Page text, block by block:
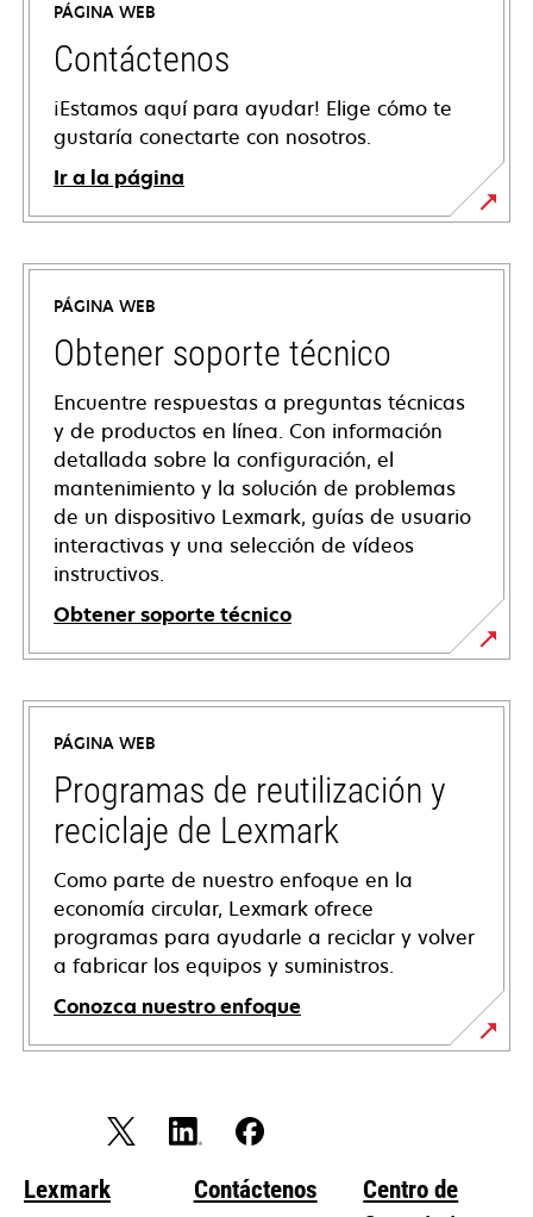
PÁGINA WEB
Contáctenos
¡Estamos aquí para ayudar! Elige cómo te
gustaría conectarte con nosotros.
Ir a la página
PÁGINA WEB
Obtener soporte técnico
Encuentre respuestas a preguntas técnicas
y de productos en línea. Con información
detallada sobre la configuración, el
mantenimiento y la solución de problemas
de un dispositivo Lexmark, guías de usuario
interactivas y una selección de vídeos
instructivos.
Obtener soporte técnico
se
abre
una
pestaña
nueva
PÁGINA WEB
Programas de reutilización y
reciclaje de Lexmark
Como parte de nuestro enfoque en la
economía circular, Lexmark ofrece
programas para ayudarle a reciclar y volver
a fabricar los equipos y suministros.
Conozca nuestro enfoque
Lexmark Contáctenos
Centro de